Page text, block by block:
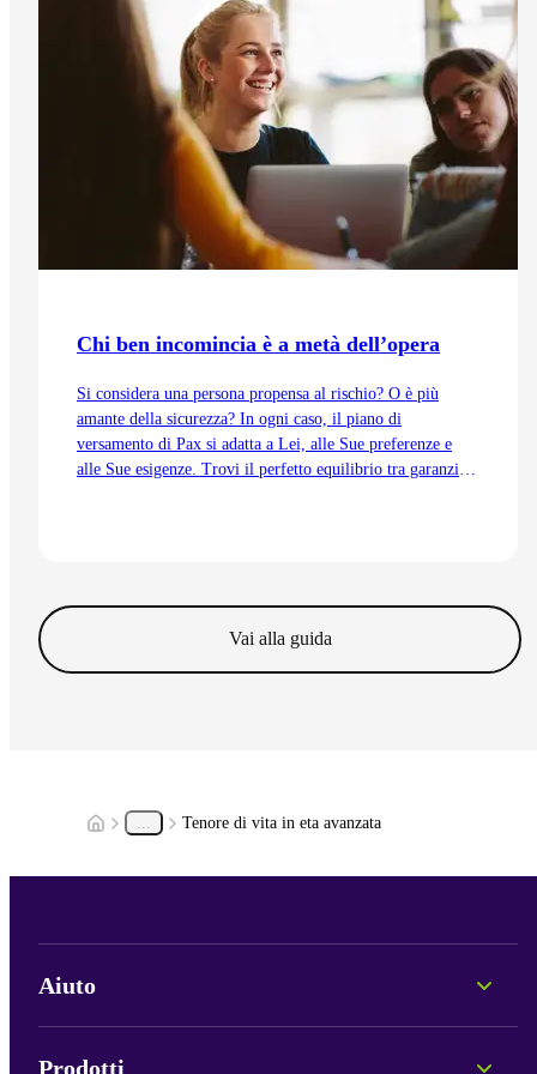
Chi ben incomincia è a metà dell’opera
Si considera una persona propensa al rischio? O è più
amante della sicurezza? In ogni caso, il piano di
versamento di Pax si adatta a Lei, alle Sue preferenze e
alle Sue esigenze. Trovi il perfetto equilibrio tra garanzia e
Vai alla guida
... Tenore di vita in eta avanzata
Aiuto
Informazioni sui Fondi
Prodotti